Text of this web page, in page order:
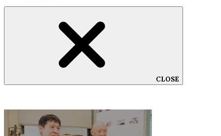
当サイトは、次に掲げる場合を除いて、あらかじめユーザーの同意
を得ることなく、第三者に個人情報を提供することはありません。
ただし、個人情報保護法その他の法令で認められる場合を除きま
➀人の生命、身体または財産の保護のために必要がある場合であっ
②公衆衛生の向上または児童の健全な育成の推進のために特に必要
って、本人の同意を得ることにより当該事務の遂行に支障を及ぼす
おそれがあるとき
CLOSE